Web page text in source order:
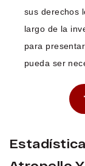
sus derechos
largo de la
para
pueda ser